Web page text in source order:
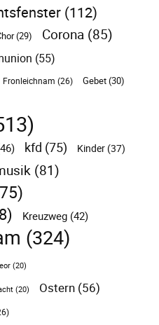
(112)
(29) Corona (85)
(55)
Fronleichnam (26) Gebet(30)
kfd (75) Kinder (37)
(81)
Kreuzweg (42)
(324)
(20)
(20) Ostern (56)